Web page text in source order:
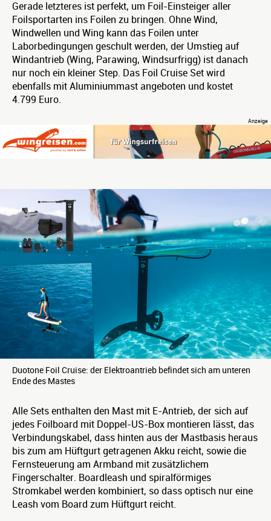
Gerade letzteres ist perfekt, um Foil-Einsteiger aller
Foilsportarten ins Foilen zu bringen. Ohne Wind,
Windwellen und Wing kann das Foilen unter
Laborbedingungen geschult werden, der Umstieg auf
Windantrieb (Wing, Parawing, Windsurfrigg) ist danach
nur noch ein kleiner Step. Das Foil Cruise Set wird
ebenfalls mit Aluminiummast angeboten und kostet
4.799 Euro.
Duotone Foil Cruise: der Elektroantrieb befindet sich am unteren
Ende des Mastes
Alle Sets enthalten den Mast mit E-Antrieb, der sich auf
jedes Foilboard mit Doppel-US-Box montieren lässt, das
Verbindungskabel, dass hinten aus der Mastbasis heraus
bis zum am Hüftgurt getragenen Akku reicht, sowie die
Fernsteuerung am Armband mit zusätzlichem
Fingerschalter. Boardleash und spiralförmiges
Stromkabel werden kombiniert, so dass optisch nur eine
Leash vom Board zum Hüftgurt reicht.